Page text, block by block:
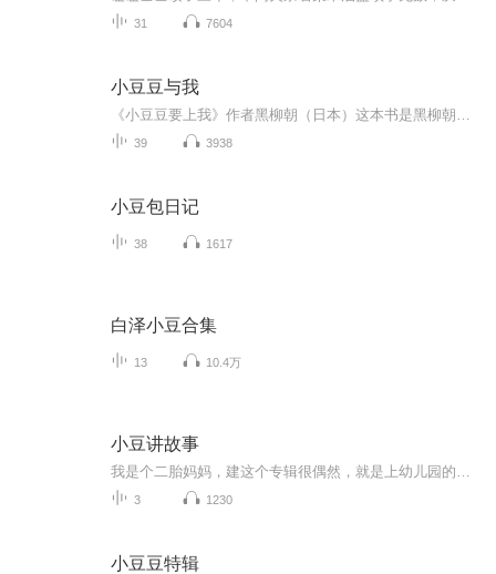
31 7604
小豆豆与我
39 3938
小豆包日记
38 1617
白泽小豆合集
13 10.4万
小豆讲故事
3 1230
小豆豆特辑